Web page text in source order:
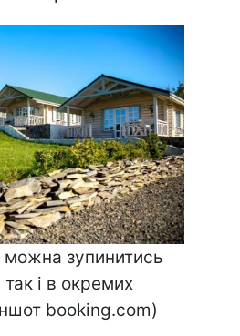
зупинитись
так і в окремих
booking.com)